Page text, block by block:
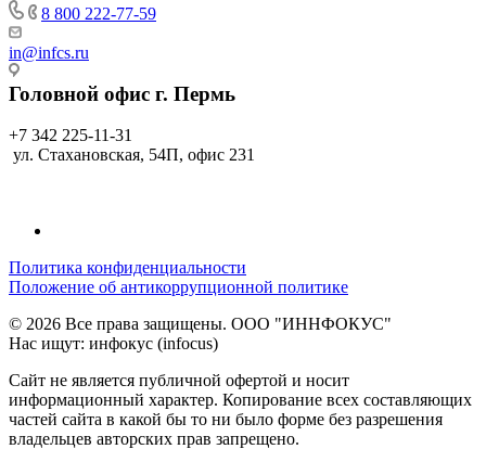
8 800 222-77-59
in@infcs.ru
Головной офис г. Пермь
+7 342 225-11-31
ул. Стахановская, 54П, офис 231
Политика конфиденциальности
Положение об антикоррупционной политике
© 2026 Все права защищены. ООО "ИННФОКУС"
Нас ищут: инфокус (infocus)
Сайт не является публичной офертой и носит
информационный характер. Копирование всех составляющих
частей сайта в какой бы то ни было форме без разрешения
владельцев авторских прав запрещено.